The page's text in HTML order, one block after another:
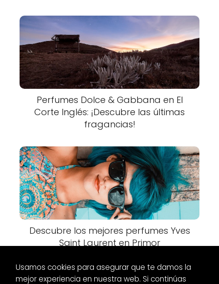
Perfumes Dolce & Gabbana en El
Corte Inglés: ¡Descubre las últimas
fragancias!
Descubre los mejores perfumes Yves
Saint Laurent en Primor
Usamos cookies para asegurar que te damos la
mejor experiencia en nuestra web. Si continúas